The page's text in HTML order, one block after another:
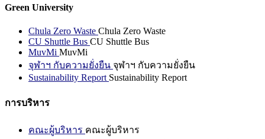
Green University
Chula Zero Waste Chula Zero Waste
CU Shuttle Bus CU Shuttle Bus
MuvMi MuvMi
จุฬาฯ กับความยั่งยืน จุฬาฯ กับความยั่งยืน
Sustainability Report Sustainability Report
การบริหาร
คณะผู้บริหาร คณะผู้บริหาร